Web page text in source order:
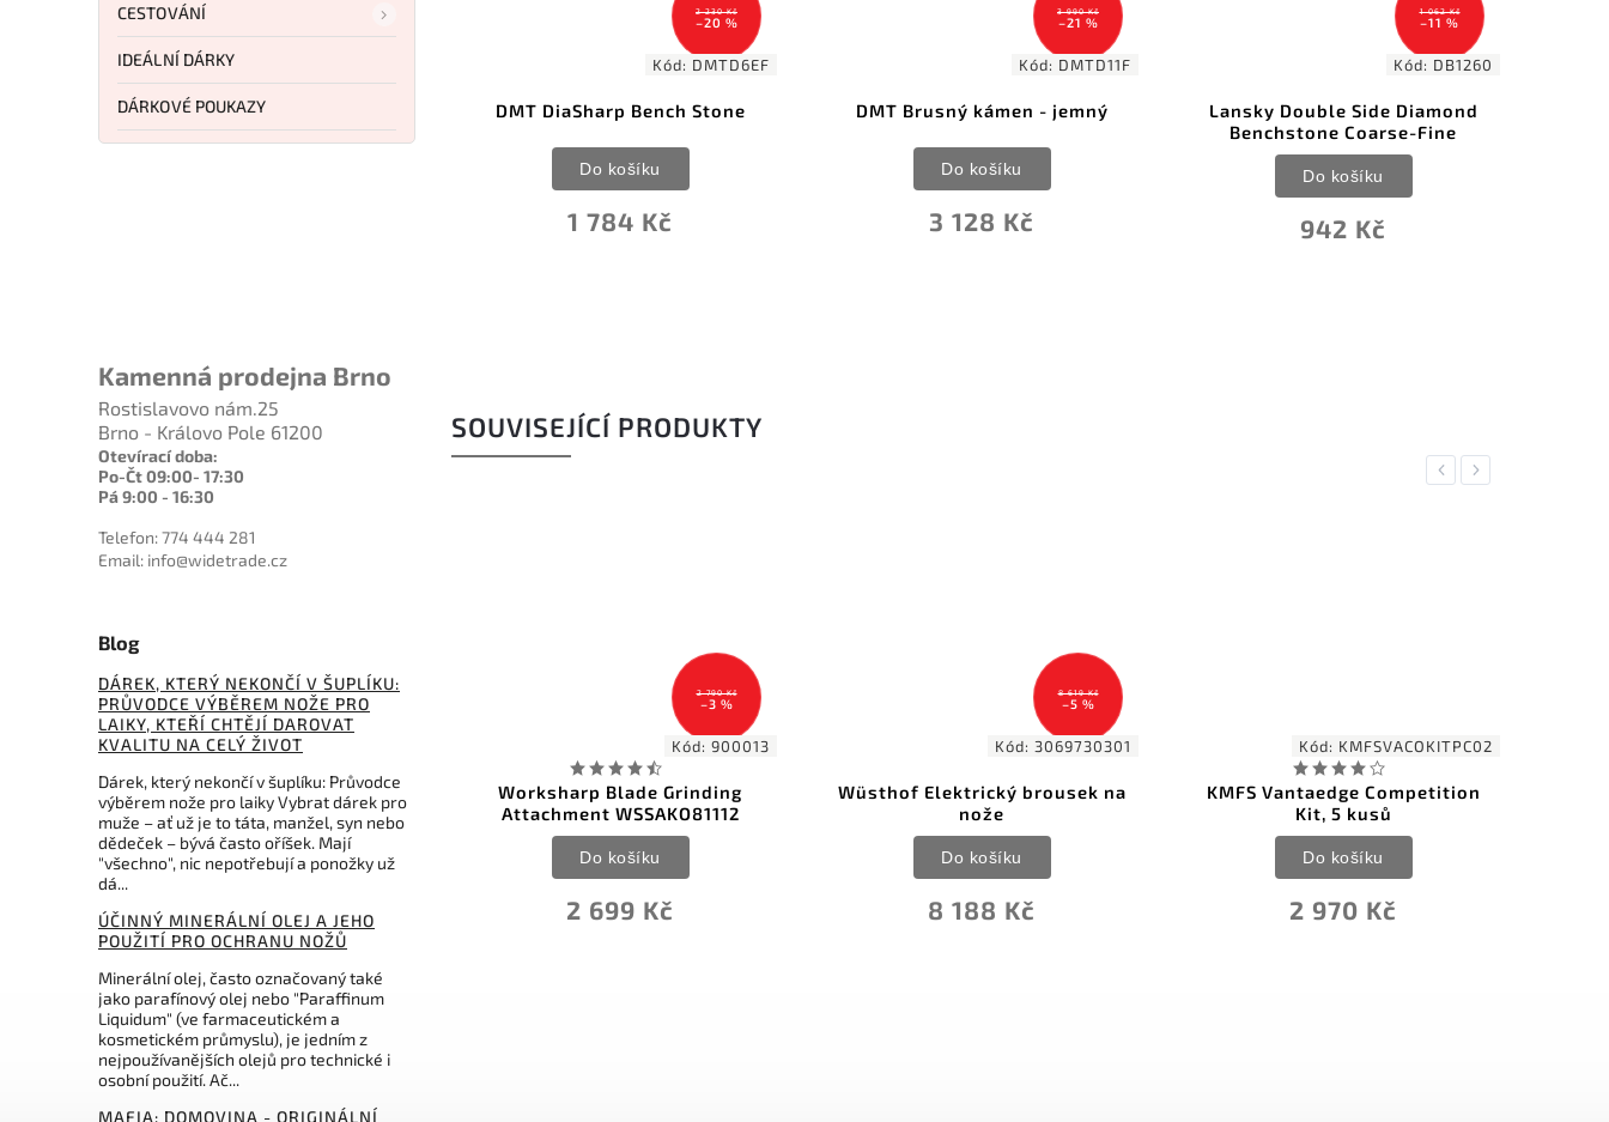
CESTOVÁNÍ
IDEÁLNÍ DÁRKY
DÁRKOVÉ POUKAZY
Kamenná prodejna Brno
Rostislavovo nám.25
Brno - Královo Pole 61200
Otevírací doba:
Po-Čt 09:00- 17:30
Pá 9:00 - 16:30
Telefon: 774 444 281
Email: info@widetrade.cz
Blog
DÁREK, KTERÝ NEKONČÍ V ŠUPLÍKU:
PRŮVODCE VÝBĚREM NOŽE PRO
LAIKY, KTEŘÍ CHTĚJÍ DAROVAT
KVALITU NA CELÝ ŽIVOT
Dárek, který nekončí v šuplíku: Průvodce
výběrem nože pro laiky Vybrat dárek pro
muže – ať už je to táta, manžel, syn nebo
dědeček – bývá často oříšek. Mají
"všechno", nic nepotřebují a ponožky už
dá...
ÚČINNÝ MINERÁLNÍ OLEJ A JEHO
POUŽITÍ PRO OCHRANU NOŽŮ
Minerální olej, často označovaný také
jako parafínový olej nebo "Paraffinum
Liquidum" (ve farmaceutickém a
kosmetickém průmyslu), je jedním z
nejpoužívanějších olejů pro technické i
osobní použití. Ač...
MAFIA: DOMOVINA - ORIGINÁLNÍ
DMT Dia-Fold Magna-Guide Kit
2 230 Kč
–20 %
Kód: DMTD6EF
DMT DiaSharp Bench Stone
1 784 Kč
Do košíku
3 990 Kč
–21 %
Kód: DMTD11F
DMT Brusný kámen - jemný
3 128 Kč
Do košíku
1 062 Kč
–11 %
Kód: DB1260
Lansky Double Side Diamond
Benchstone Coarse-Fine
942 Kč
Do košíku
SOUVISEJÍCÍ PRODUKTY
Previous
Kód:KMFSDISPROPA02
KMFS diamantové brousky
hrubé RIVAL, 2 kusy
499 Kč
Do košíku
2 790 Kč
–3 %
Kód: 900013
Worksharp Blade Grinding
Attachment WSSAKO81112
2 699 Kč
Do košíku
8 619 Kč
–5 %
Kód: 3069730301
Wüsthof Elektrický brousek na
nože
8 188 Kč
Do košíku
Kód: KMFSVACOKITPC02
KMFS Vantaedge Competition
Kit, 5 kusů
2 970 Kč
Do košíku
Next